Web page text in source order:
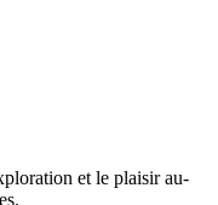
et le plaisir au-